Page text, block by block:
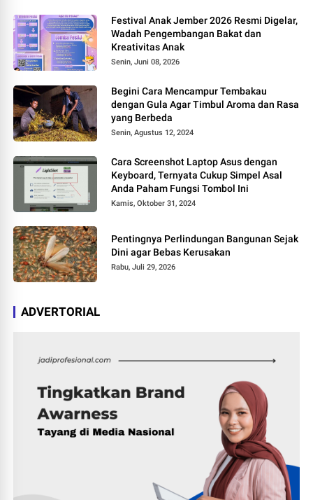
Festival Anak Jember 2026 Resmi Digelar,
Wadah Pengembangan Bakat dan
Kreativitas Anak
Senin, Juni 08, 2026
Begini Cara Mencampur Tembakau
dengan Gula Agar Timbul Aroma dan Rasa
yang Berbeda
Senin, Agustus 12, 2024
Cara Screenshot Laptop Asus dengan
Keyboard, Ternyata Cukup Simpel Asal
Anda Paham Fungsi Tombol Ini
Kamis, Oktober 31, 2024
Pentingnya Perlindungan Bangunan Sejak
Dini agar Bebas Kerusakan
Rabu, Juli 29, 2026
ADVERTORIAL